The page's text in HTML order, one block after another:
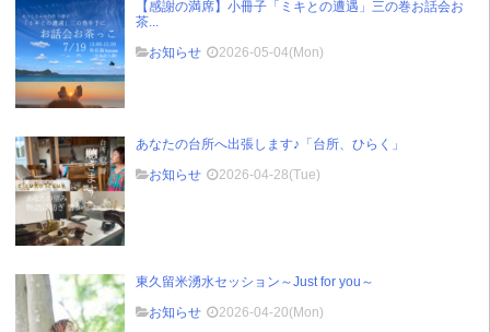
【感謝の満席】小冊子「ミキとの遭遇」三の巻お話会お
茶...
お知らせ
2026-05-04(Mon)
あなたの台所へ出張します♪「台所、ひらく」
お知らせ
2026-04-28(Tue)
東久留米湧水セッション～Just for you～
お知らせ
2026-04-20(Mon)